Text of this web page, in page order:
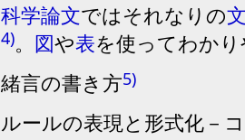
科学論文ではそれなりの
4)。 図や表を使ってわか
緒言の書き方5)
ルールの表現と形式化－